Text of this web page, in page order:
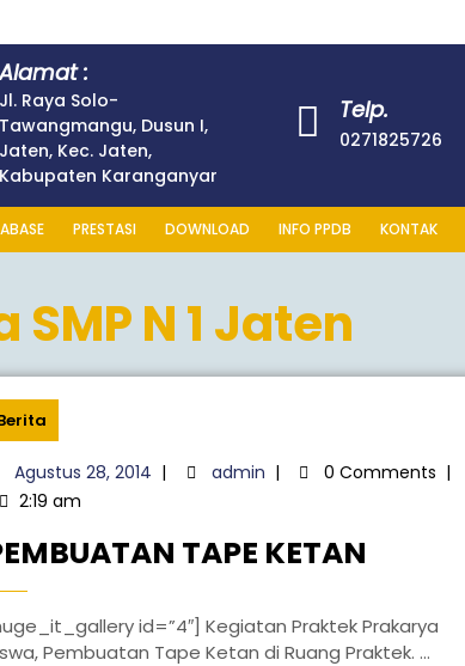
:
Jl. Raya Solo-
Tawangmangu, Dusun I,
Jaten, Kec. Jaten,
Kabupaten Karanganyar
Telp.
0271825726
PRESTASI DOWNLOAD INFO PPDB KONTAK
N 1 Jaten
Agustus 28, 2014 | admin | 0 Comments |
2:19 am
TAPE KETAN
Pembuatan Tape Ketan di Ruang Praktek. ...